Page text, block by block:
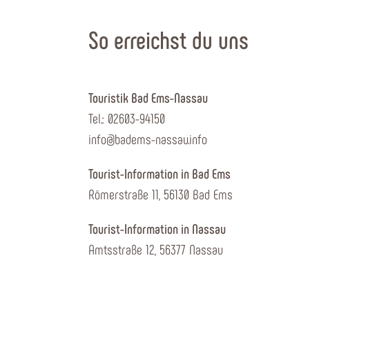
So erreichst du uns
Touristik Bad Ems-Nassau
Tel.: 02603-94150
info@badems-nassau.info
Tourist-Information in Bad Ems
Römerstraße 11, 56130 Bad Ems
Tourist-Information in Nassau
Amtsstraße 12, 56377 Nassau